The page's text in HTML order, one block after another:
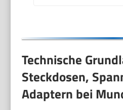
Technische
Steckdosen,
Adaptern bei